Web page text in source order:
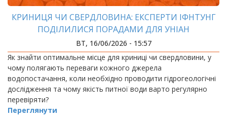
КРИНИЦЯ ЧИ СВЕРДЛОВИНА: ЕКСПЕРТИ ІФНТУНГ
ПОДІЛИЛИСЯ ПОРАДАМИ ДЛЯ УНІАН
ВТ, 16/06/2026 - 15:57
Як знайти оптимальне місце для криниці чи свердловини, у
чому полягають переваги кожного джерела
водопостачання, коли необхідно проводити гідрогеологічні
дослідження та чому якість питної води варто регулярно
перевіряти?
Переглянути